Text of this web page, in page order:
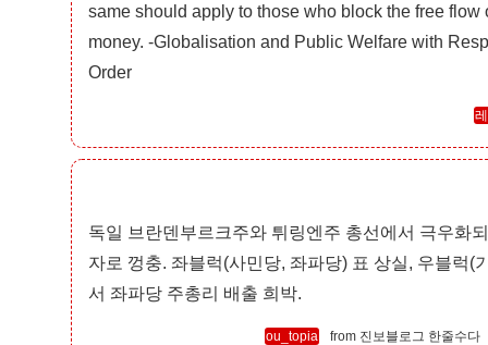
same should apply to those who block the free
money. -Globalisation and Public Welfare with
Order
독일 브란덴부르크주와 튀링엔주 총선에서 극우화
자로 껑충. 좌블럭(사민당, 좌파당) 표 상실, 우블럭(
서 좌파당 주총리 배출 희박.
ou_topia 진보블로그 한줄수다